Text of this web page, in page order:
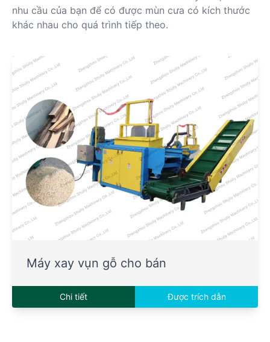
nhu cầu của bạn để có được mùn cưa có kích thước
khác nhau cho quá trình tiếp theo.
Máy xay vụn gỗ cho bán
Chi tiết Được trích dẫn